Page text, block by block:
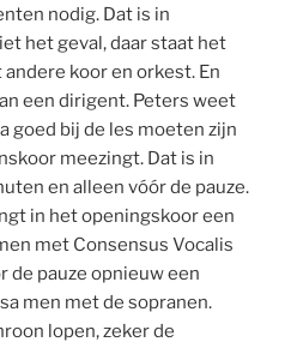
nodig. Dat is in
het geval, daar staat het
koor en orkest. En
een dirigent. Peters weet
goed bij de les moeten zijn
meezingt. Dat is in
en alleen vóór de pauze.
in het openingskoor een
met Consensus Vocalis
de pauze opnieuw een
men met de sopranen.
lopen, zeker de